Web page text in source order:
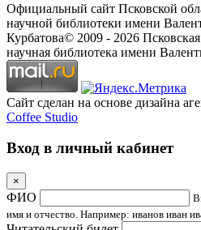
Официальный сайт Псковской
научной библиотеки имени
Курбатова© 2009 - 2026
научная библиотека имени
Сайт сделан на основе дизайна
Coffee Studio
Вход в личный кабинет
×
ФИО
имя и отчество. Например: иванов иван